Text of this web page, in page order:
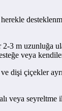
herekle
3 m uzunluğa
veya
dişi çiçekler
veya seyreltme